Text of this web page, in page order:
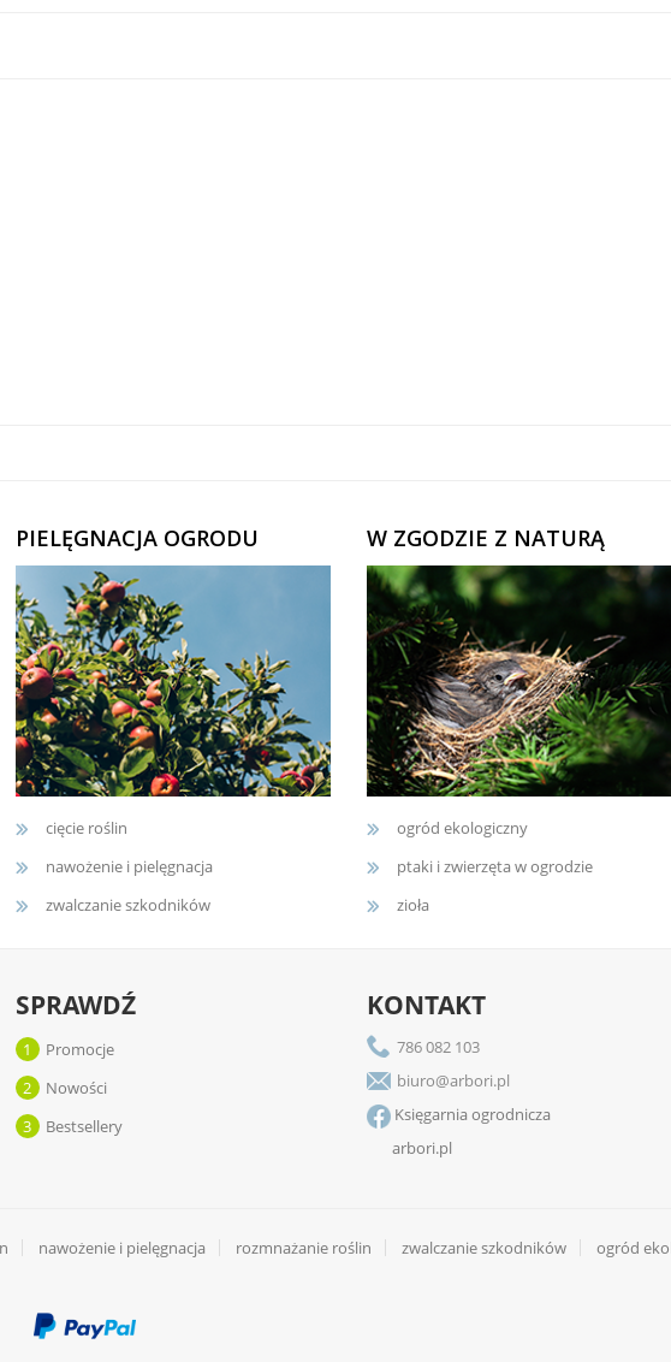
PIELĘGNACJA OGRODU
cięcie roślin
nawożenie i pielęgnacja
zwalczanie szkodników
W ZGODZIE Z NATURĄ
ogród ekologiczny
ptaki i zwierzęta w ogrodzie
zioła
SPRAWDŹ
Promocje
1
Nowości
2
Bestsellery
3
KONTAKT
786 082 103
biuro@arbori.pl
Księgarnia ogrodnicza
arbori.pl
nawożenie i pielęgnacja rozmnażanie roślin zwalczanie szkodników ogród